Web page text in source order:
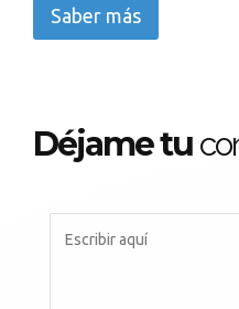
Saber más
Déjame tu